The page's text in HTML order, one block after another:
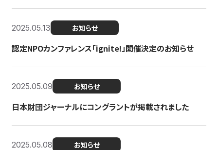
2025.05.13 お知らせ
認定NPOカンファレンス「ignite!」開催決定のお知らせ
2025.05.09 お知らせ
日本財団ジャーナルにコングラントが掲載されました
2025.05.08 お知らせ